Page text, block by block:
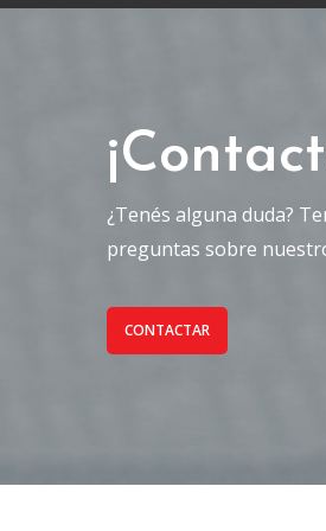
¿Tenés alguna duda?
preguntas sobre
CONTACTAR